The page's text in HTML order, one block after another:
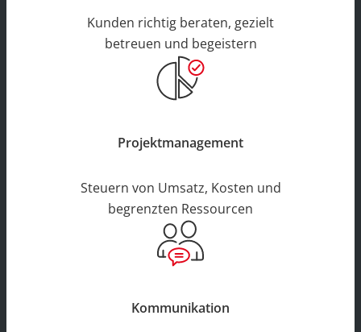
Kunden richtig beraten, gezielt
betreuen und begeistern
Projektmanagement
Steuern von Umsatz, Kosten und
begrenzten Ressourcen
Kommunikation